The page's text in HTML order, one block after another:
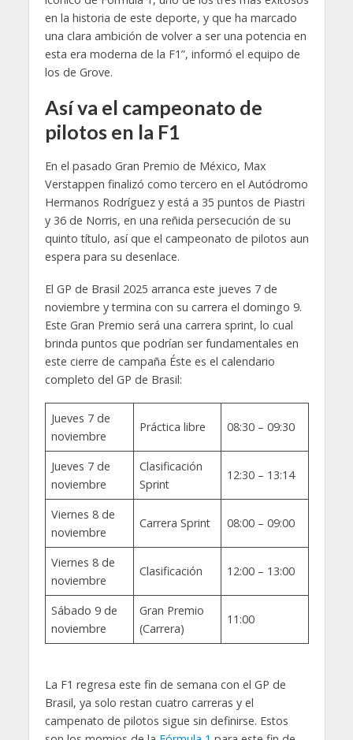
en la historia de este deporte, y que ha marcado
una clara ambición de volver a ser una potencia en
esta era moderna de la F1”, informó el equipo de
los de Grove.
Así va el campeonato de
pilotos en la F1
En el pasado Gran Premio de México, Max
Verstappen finalizó como tercero en el Autódromo
Hermanos Rodríguez y está a 35 puntos de Piastri
y 36 de Norris, en una reñida persecución de su
quinto título, así que el campeonato de pilotos aun
espera para su desenlace.
El GP de Brasil 2025 arranca este jueves 7 de
noviembre y termina con su carrera el domingo 9.
Este Gran Premio será una carrera sprint, lo cual
brinda puntos que podrían ser fundamentales en
este cierre de campaña Éste es el calendario
completo del GP de Brasil:
Jueves 7 de
noviembre
Práctica libre 08:30 – 09:30
Jueves 7 de
noviembre
Clasificación
Sprint
12:30 – 13:14
Viernes 8 de
noviembre
Carrera Sprint 08:00 – 09:00
Viernes 8 de
noviembre
Clasificación 12:00 – 13:00
Sábado 9 de
noviembre
Gran Premio
(Carrera)
11:00
La F1 regresa este fin de semana con el GP de
Brasil, ya solo restan cuatro carreras y el
campenato de pilotos sigue sin definirse. Estos